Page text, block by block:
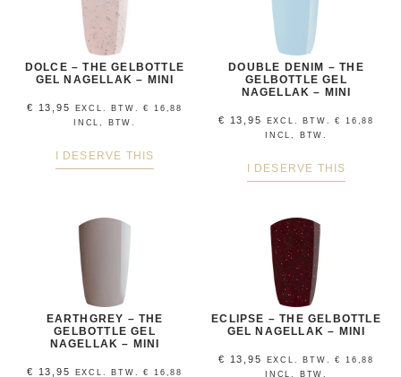
DOLCE – THE GELBOTTLE
GEL NAGELLAK – MINI
€ 13,95 EXCL. BTW.€
16,88
INCL, BTW.
I DESERVE THIS
DOUBLE DENIM – THE
GELBOTTLE GEL
NAGELLAK – MINI
€ 13,95 EXCL. BTW.€
16,88
INCL, BTW.
I DESERVE THIS
EARTHGREY – THE
GELBOTTLE GEL
NAGELLAK – MINI
€ 13,95 EXCL. BTW.€ 16,88
ECLIPSE – THE GELBOTTLE
GEL NAGELLAK – MINI
€ 13,95 EXCL. BTW.€
16,88
INCL, BTW.